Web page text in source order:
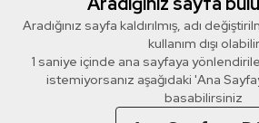
Aradığınız sayfa kaldırılmış, adı
kullanım dışı olabilir
1 saniye içinde ana sayfaya
istemiyorsanız aşağıdaki 'Ana
basabilirsiniz